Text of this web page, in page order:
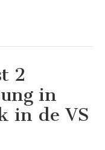
2
in
in de VS